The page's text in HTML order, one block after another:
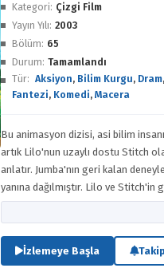
Kategori: Çizgi Film
Yayın Yılı: 2003
Bölüm: 65
Durum: Tamamlandı
Tür: Aksiyon, Bilim Kurgu, Dram,
Fantezi, Komedi, Macera
Bu animasyon dizisi, asi bilim
artık Lilo'nun uzaylı dostu Stitch
anlatır. Jumba'nın geri kalan
yanına dağılmıştır. Lilo ve
Hamsterviel'in eline geçmeden
İzlemeye Başla